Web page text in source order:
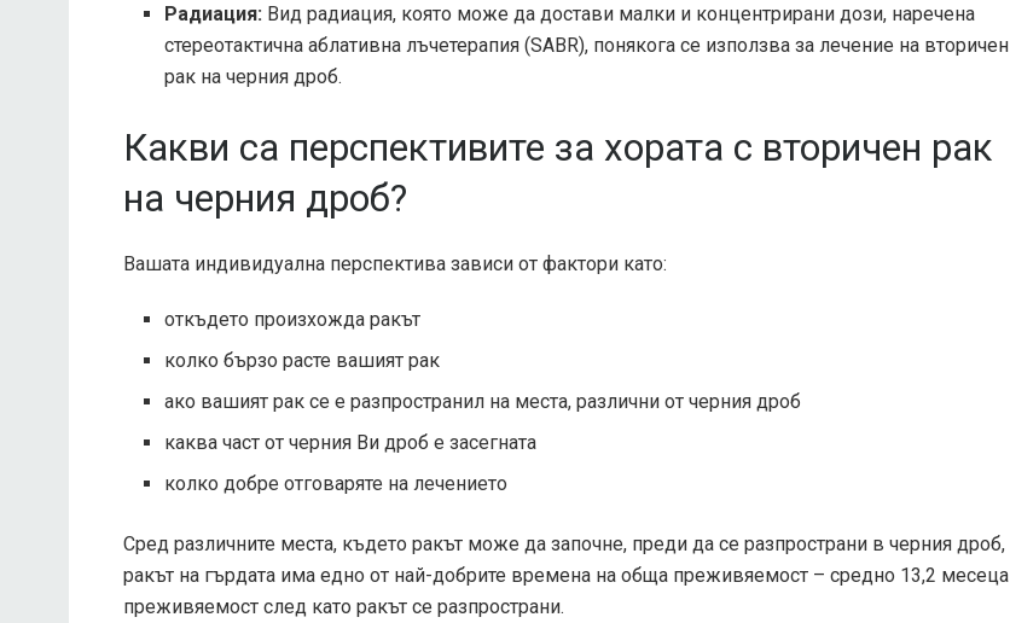
Радиация: Вид радиация, която може да достави малки и концентрирани дози, наречена
стереотактична аблативна лъчетерапия (SABR), понякога се използва за лечение на вторичен
рак на черния дроб.
Какви са перспективите за хората с вторичен рак
на черния дроб?
Вашата индивидуална перспектива зависи от фактори като:
откъдето произхожда ракът
колко бързо расте вашият рак
ако вашият рак се е разпространил на места, различни от черния дроб
каква част от черния Ви дроб е засегната
колко добре отговаряте на лечението
Сред различните места, където ракът може да започне, преди да се разпространи в черния дроб,
ракът на гърдата има едно от най-добрите времена на обща преживяемост – средно 13,2 месеца
преживяемост след като ракът се разпространи.